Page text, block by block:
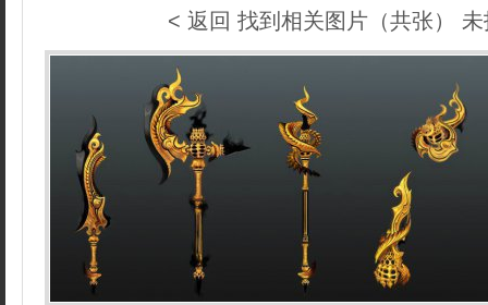
< 返回 找到相关图片（共张）